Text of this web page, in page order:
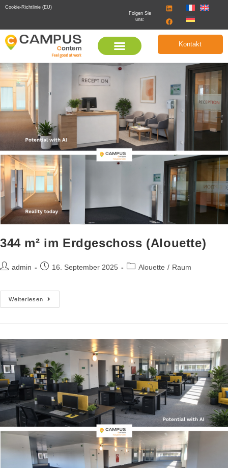
Cookie-Richtlinie (EU)
Folgen Sie
uns:
Kontakt
344 m² im Erdgeschoss (Alouette)
admin 16. September 2025 Alouette / Raum
Weiterlesen